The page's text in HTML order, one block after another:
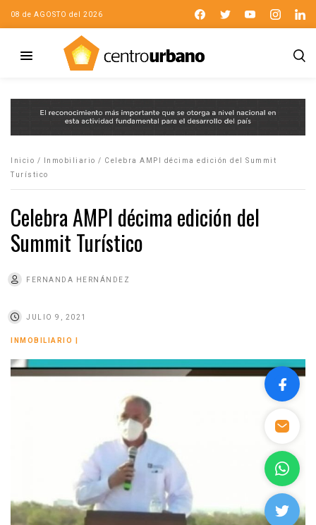
08 de AGOSTO del 2026
Inicio / Inmobiliario / Celebra AMPI décima edición del Summit
Turístico
Celebra AMPI décima edición del
Summit Turístico
FERNANDA HERNÁNDEZ
JULIO 9, 2021
INMOBILIARIO